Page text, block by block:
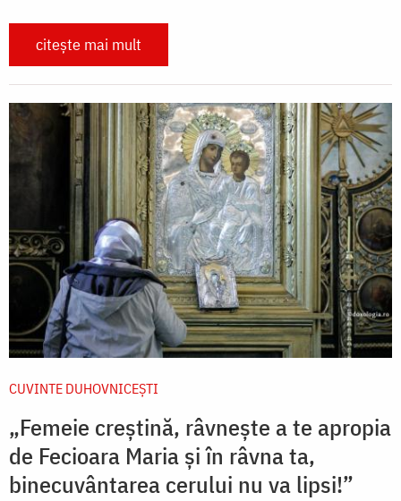
citește mai mult
CUVINTE DUHOVNICEȘTI
„Femeie creștină, râvnește a te apropia
de Fecioara Maria și în râvna ta,
binecuvântarea cerului nu va lipsi!”